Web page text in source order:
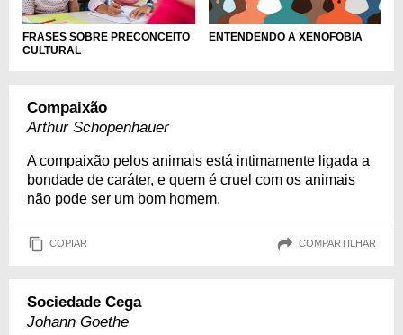
FRASES SOBRE PRECONCEITO
CULTURAL
ENTENDENDO A XENOFOBIA
Compaixão
Arthur Schopenhauer
A compaixão pelos animais está intimamente ligada a
bondade de caráter, e quem é cruel com os animais
não pode ser um bom homem.
COPIAR COMPARTILHAR
Sociedade Cega
Johann Goethe